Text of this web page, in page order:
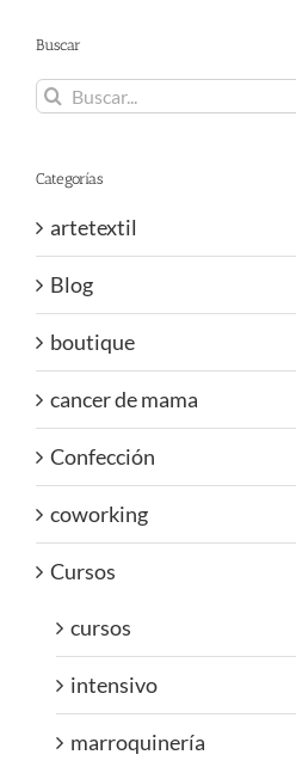
Buscar
Buscar:
Categorías
artetextil
Blog
boutique
cancer de mama
Confección
coworking
Cursos
cursos
intensivo
marroquinería